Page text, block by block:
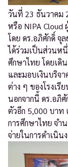
วันที่ 23 ธันวาคม
หรือ NIPA
โดย ดร.อภิศักดิ์ จุ
ได้ร่วมเป็นส่วนหนึ่
ศึกษาไทย โดยเดิ
และมอบเงินบริจ
ต่าง ๆ ของโรงเรี
นอกจากนี้ ดร.อภิ
ตัวอีก 5,000 บาท
การศึกษาไทย จำ
จ่ายในการดำเนิน